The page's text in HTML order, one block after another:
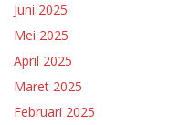
Juni 2025
Mei 2025
April 2025
Maret 2025
Februari 2025